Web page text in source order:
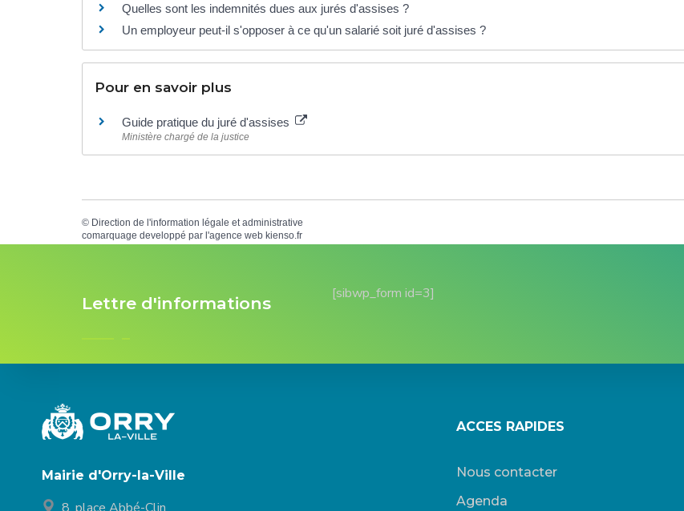
Quelles sont les indemnités dues aux jurés d'assises ?
Un employeur peut-il s'opposer à ce qu'un salarié soit juré d'assises ?
Pour en savoir plus
Guide pratique du juré d'assises
Ministère chargé de la justice
© Direction de l'information légale et administrative
comarquage developpé par l'agence web kienso.fr
Lettre d'informations [sibwp_form id=3]
Mairie d'Orry-la-Ville
ACCES RAPIDES
Nous contacter
Agenda